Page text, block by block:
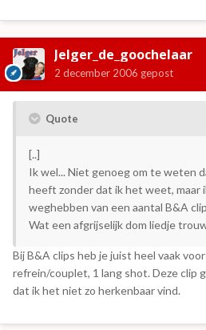
Jelger_de_goochelaar
2 december 2006 gepost
Quote
[..]
Ik wel... Niet genoeg om te weten
heeft zonder dat ik het weet, maar
weghebben van een aantal B&A
Wat een afgrijselijk dom liedje
Bij B&A clips heb je juist heel vaak
refrein/couplet, 1 lang shot. Deze clip
dat ik het niet zo herkenbaar vind.